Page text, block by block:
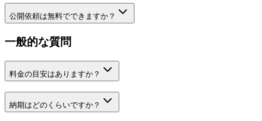
公開依頼は無料でできますか？
一般的な質問
料金の目安はありますか？
納期はどのくらいですか？